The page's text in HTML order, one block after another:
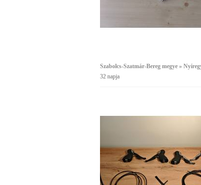
Szabolcs-Szatmár-Bereg megye »
32 napja